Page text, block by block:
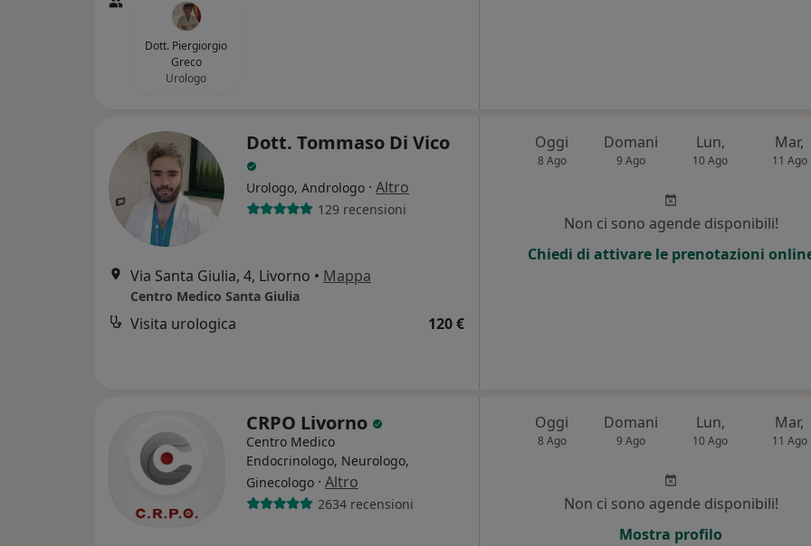
Dott. Piergiorgio
Greco
Urologo
Dott. Tommaso Di Vico
Urologo, Andrologo · Altro
129 recensioni
Via Santa Giulia, 4, Livorno • Mappa
Centro Medico Santa Giulia
Visita urologica 120 €
Oggi
8 Ago
Domani
9 Ago
Lun,
10 Ago
Mar,
11 Ago
Non ci sono agende disponibili!
Chiedi di attivare le prenotazioni
CRPO Livorno
Centro Medico
Endocrinologo, Neurologo,
Ginecologo · Altro
2634 recensioni
Oggi
8 Ago
Domani
9 Ago
Lun,
10 Ago
Mar,
11 Ago
Non ci sono agende disponibili!
Mostra profilo